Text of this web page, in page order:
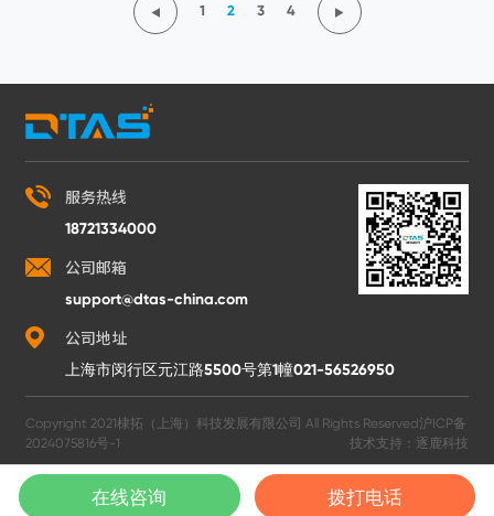
1 2 3 4
服务热线
18721334000
公司邮箱
support@dtas-china.com
公司地址
上海市闵行区元江路5500号第1幢021-56526950
Copyright 2021棣拓（上海）科技发展有限公司 All Rights Reserved沪ICP备
2024075816号-1
技术支持： 逐鹿科技
电话咨询 申请试用
在线咨询 拨打电话